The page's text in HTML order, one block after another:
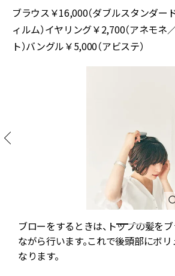
ブラウス￥16,000（ダブルスタンダー
ィルム）イヤリング￥2,700（アネモネ
ト）バングル￥5,000（アビステ）
ブローをするときは、トップの髪を
ながら行います。これで後頭部にボ
なります。